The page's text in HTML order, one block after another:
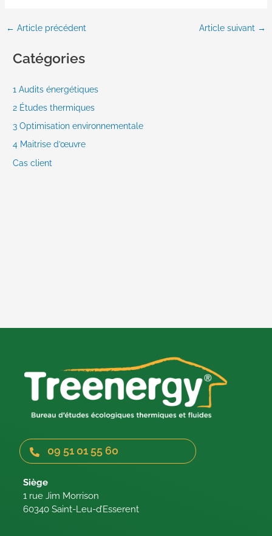
← Article précédent Article suivant →
Catégories
1 Audits énergétiques
2 Études thermiques
3 Optimisation environnementale
4 Maitrise d’œuvre
Cas client
09 51 01 55 60
Siège
1 rue Jim Morrison
60340 Saint-Leu-d’Esserent